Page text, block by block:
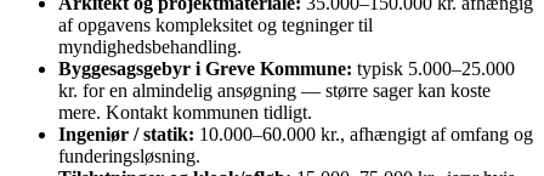
af opgavens kompleksitet og tegninger til
myndighedsbehandling.
Byggesagsgebyr i Greve Kommune: typisk 5.000–25.000
kr. for en almindelig ansøgning — større sager kan koste
mere. Kontakt kommunen tidligt.
Ingeniør / statik: 10.000–60.000 kr., afhængigt af omfang og
funderingsløsning.